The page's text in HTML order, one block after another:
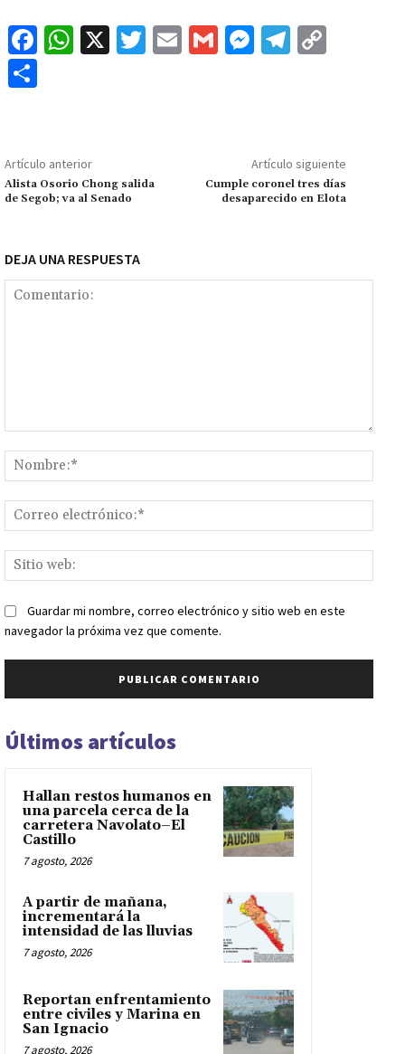
Fa
o
k
W
p
p
X
T
E
G
M
ge
r
Te
m Li
n
k
p
ar
Artículo anterior
Alista Osorio Chong salida
de Segob; va al Senado
Artículo siguiente
Cumple coronel tres días
desaparecido en Elota
DEJA UNA RESPUESTA
web:
Guardar mi nombre, correo electrónico y sitio web en este
navegador la próxima vez que comente.
Últimos artículos
Hallan restos humanos en
una parcela cerca de la
carretera Navolato–El
Castillo
7 agosto, 2026
A partir de mañana,
incrementará la
intensidad de las lluvias
7 agosto, 2026
Reportan enfrentamiento
entre civiles y Marina en
San Ignacio
7 agosto, 2026